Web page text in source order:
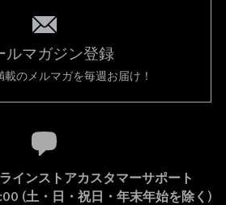
ルマガジン登録
のメルマガを毎週お届け！
インストアカスタマーサポート
(土・日・祝日・年末年始を除く)